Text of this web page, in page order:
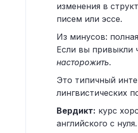
изменения в
писем или эссе.
Из минусов:
Если вы привыкли
насторожить.
Это типичный
лингвистических
Вердикт: курс
английского с нуля.